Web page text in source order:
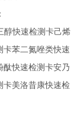
醇快速检测卡己烯
卡苯二氮唑类快速
酞快速检测卡安乃
卡美洛昔康快速检